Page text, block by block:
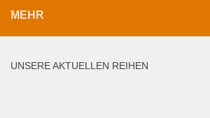
MEHR
UNSERE AKTUELLEN REIHEN